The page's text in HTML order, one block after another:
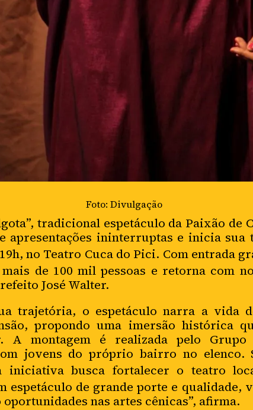
Foto: Divulgação
tradicional espetáculo da Paixão de
apresentações ininterruptas e inicia sua
no Teatro Cuca do Pici. Com entrada
de 100 mil pessoas e retorna com
José Walter.
o espetáculo narra a vida
propondo uma imersão histórica
A montagem é realizada pelo
jovens do próprio bairro no elenco.
iniciativa busca fortalecer o teatro
espetáculo de grande porte e qualidade,
nas artes cênicas”, afirma.